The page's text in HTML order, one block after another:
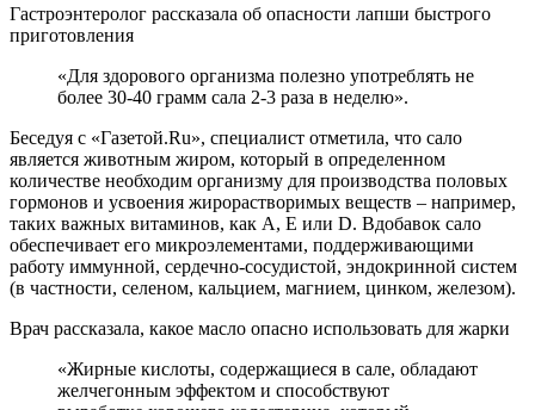
Гастроэнтеролог рассказала об опасности лапши быстрого
приготовления
«Для здорового организма полезно употреблять не
более 30-40 грамм сала 2-3 раза в неделю».
Беседуя с «Газетой.Ru», специалист отметила, что сало
является животным жиром, который в определенном
количестве необходим организму для производства половых
гормонов и усвоения жирорастворимых веществ – например,
таких важных витаминов, как A, Е или D. Вдобавок сало
обеспечивает его микроэлементами, поддерживающими
работу иммунной, сердечно-сосудистой, эндокринной систем
(в частности, селеном, кальцием, магнием, цинком, железом).
Врач рассказала, какое масло опасно использовать для жарки
«Жирные кислоты, содержащиеся в сале, обладают
желчегонным эффектом и способствуют